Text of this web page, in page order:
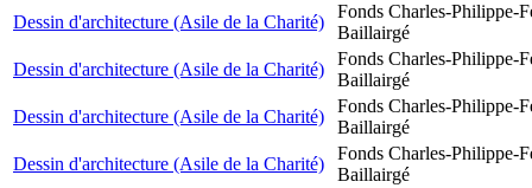
Dessin d'architecture (Asile de la Charité)
Fonds Charles-Philippe-
Baillairgé
Dessin d'architecture (Asile de la Charité)
Fonds Charles-Philippe-
Baillairgé
Dessin d'architecture (Asile de la Charité)
Fonds Charles-Philippe-
Baillairgé
Dessin d'architecture (Asile de la Charité)
Fonds Charles-Philippe-
Baillairgé